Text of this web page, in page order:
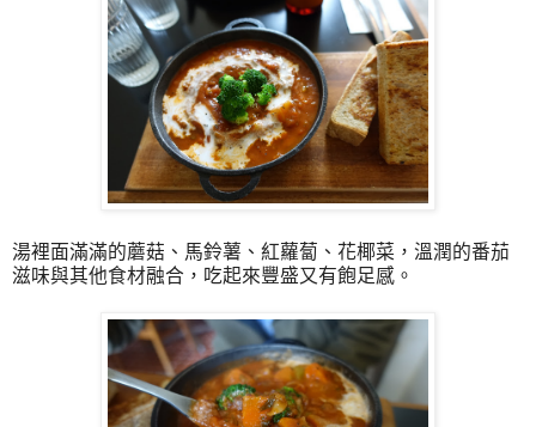
湯裡面滿滿的蘑菇、馬鈴薯、紅蘿蔔、花椰菜，溫潤的番茄
滋味與其他食材融合，吃起來豐盛又有飽足感。